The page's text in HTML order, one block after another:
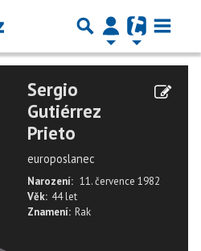
Sergio
Gutiérrez
Prieto
europoslanec
Narození: 11. července 1982
Věk: 44 let
Znamení: Rak